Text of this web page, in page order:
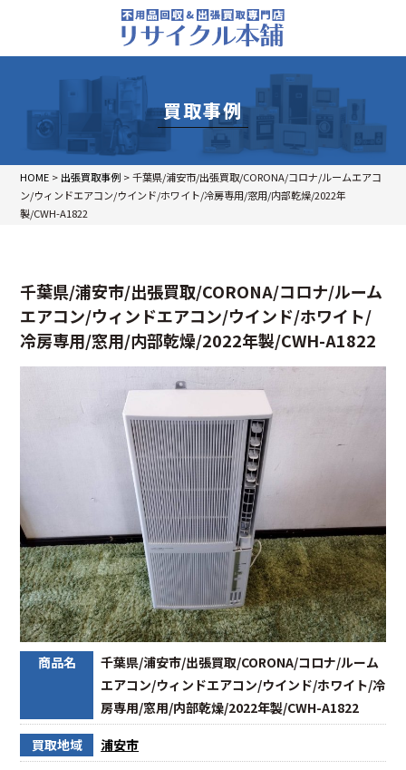
買取事例
HOME > 出張買取事例 >千葉県/浦安市/出張買取/CORONA/コロナ/ルームエアコ
ン/ウィンドエアコン/ウインド/ホワイト/冷房専用/窓用/内部乾燥/2022年
製/CWH-A1822
千葉県/浦安市/出張買取/CORONA/コロナ/ルーム
エアコン/ウィンドエアコン/ウインド/ホワイト/
冷房専用/窓用/内部乾燥/2022年製/CWH-A1822
商品名
千葉県/浦安市/出張買取/CORONA/コロナ/ルーム
エアコン/ウィンドエアコン/ウインド/ホワイト/冷
房専用/窓用/内部乾燥/2022年製/CWH-A1822
買取地域 浦安市